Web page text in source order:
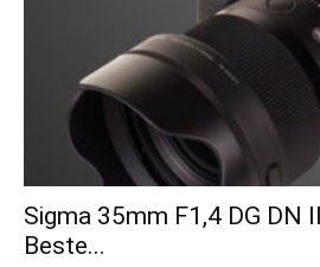
Sigma 35mm F1,4 DG DN
Beste...